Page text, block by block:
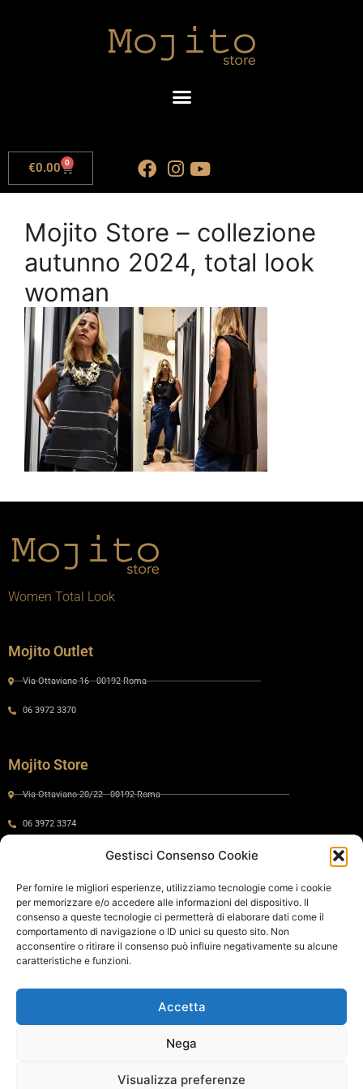
Gestisci Consenso Cookie
Per fornire le migliori esperienze, utilizziamo tecnologie come i cookie
per memorizzare e/o accedere alle informazioni del dispositivo. Il
consenso a queste tecnologie ci permetterà di elaborare dati come il
comportamento di navigazione o ID unici su questo sito. Non
acconsentire o ritirare il consenso può influire negativamente su alcune
caratteristiche e funzioni.
Accetta
Nega
Visualizza preferenze
€0.00 0
Mojito Store – collezione
autunno 2024, total look
woman
Women Total Look
Mojito Outlet
Via Ottaviano 16 - 00192 Roma
06 3972 3370
Mojito Store
Via Ottaviano 20/22 - 00192 Roma
06 3972 3374
Via Ottaviano 24 - 00192 Roma
06 575 8821
Policy
Cookie Policy